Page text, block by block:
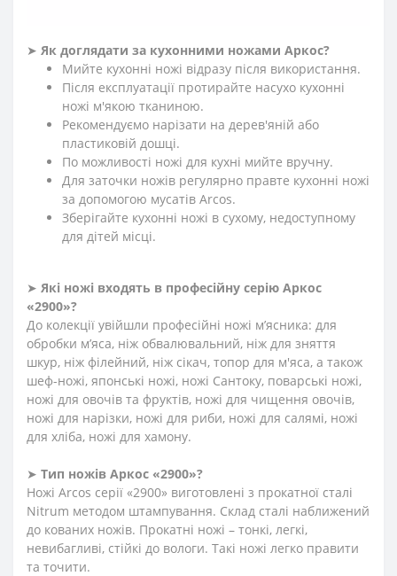
➤ Як доглядати за кухонними ножами Аркос?
Мийте кухонні ножі відразу після використання.
Після експлуатації протирайте насухо кухонні
ножі м'якою тканиною.
Рекомендуємо нарізати на дерев'яній або
пластиковій дошці.
По можливості ножі для кухні мийте вручну.
Для заточки ножів регулярно правте кухонні ножі
за допомогою мусатів Arcos.
Зберігайте кухонні ножі в сухому, недоступному
для дітей місці.
➤ Які ножі входять в професійну серію Аркос
«2900»?
До колекції увійшли професійні ножі м’ясника: для
обробки м’яса, ніж обвалювальний, ніж для зняття
шкур, ніж філейний, ніж сікач, топор для м'яса, а також
шеф-ножі, японські ножі, ножі Сантоку, поварські ножі,
ножі для овочів та фруктів, ножі для чищення овочів,
ножі для нарізки, ножі для риби, ножі для салямі, ножі
для хліба, ножі для хамону.
➤ Тип ножів Аркос «2900»?
Ножі Arcos серії «2900» виготовлені з прокатної сталі
Nitrum методом штампування. Склад сталі наближений
до кованих ножів. Прокатні ножі – тонкі, легкі,
невибагливі, стійкі до вологи. Такі ножі легко правити
та точити.